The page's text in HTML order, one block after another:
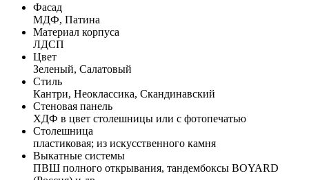
Фасад
МДФ, Патина
Материал корпуса
ЛДСП
Цвет
Зеленый, Салатовый
Стиль
Кантри, Неоклассика, Скандинавский
Стеновая панель
ХДФ в цвет столешницы или с фотопечатью
Столешница
пластиковая; из искусственного камня
Выкатные системы
ПВШ полного открывания, тандембоксы BOYARD